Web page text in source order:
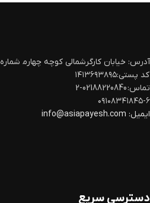
آدرس: خیابان کارگرشمالی کوچه چهارم‍ شماره ۳۸ واحد ۵ شمالی
کد پستی:۱۴۱۳۶۹۳۸۹۵
تماس: 02188220840-2
۰۹۱۰۸۳۴۱۸۴۵-۶
ایمیل:
دسترسی سریع